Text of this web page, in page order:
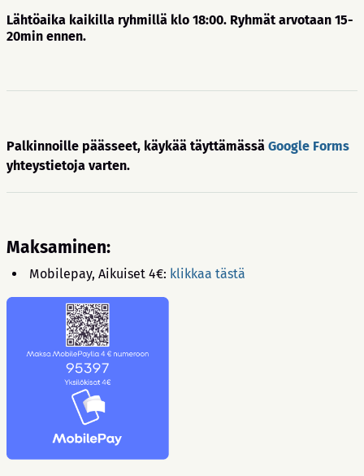
Lähtöaika kaikilla ryhmillä klo 18:00. Ryhmät arvotaan 15-
20min ennen.
Palkinnoille päässeet, käykää täyttämässä Google Forms
yhteystietoja varten.
Maksaminen:
Mobilepay, Aikuiset 4€: klikkaa tästä